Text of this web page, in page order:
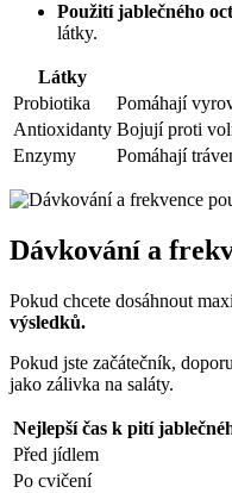
Použití jablečného
látky.
Látky
Probiotika
Pomáhají
Antioxidanty Bojují proti
Enzymy
Pomáhají
Dávkování a
Pokud chcete dosáhnout
výsledků.
Pokud jste začátečník,
jako zálivka na saláty.
Nejlepší čas k pití
Před jídlem
Po cvičení